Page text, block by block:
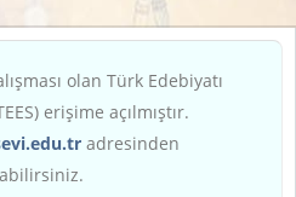
olan Türk Edebiyatı
erişime açılmıştır.
adresinden